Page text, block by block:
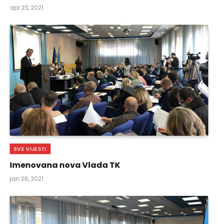
apr 23, 2021
SVE VIJESTI
Imenovana nova Vlada TK
jan 26, 2021